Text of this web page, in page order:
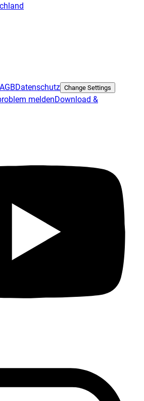
AGBDatenschutz Change Settings
meldenDownload &